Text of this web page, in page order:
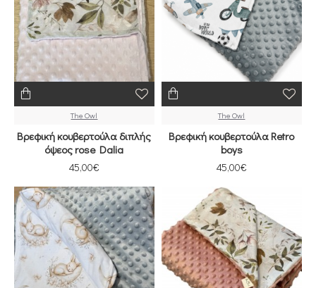
The Owl
Βρεφική κουβερτούλα διπλής
όψεος rose Dalia
45,00€
The Owl
Βρεφική κουβερτούλα Retro
boys
45,00€